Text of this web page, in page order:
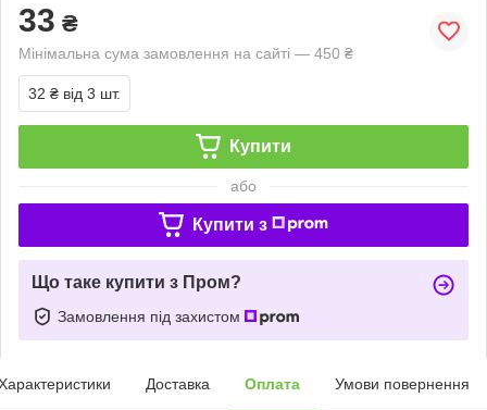
33 ₴
Мінімальна сума замовлення на сайті — 450 ₴
32 ₴ від 3 шт.
Купити
або
Купити з
Що таке купити з Пром?
Замовлення під захистом
Доставка Оплата Умови повернення